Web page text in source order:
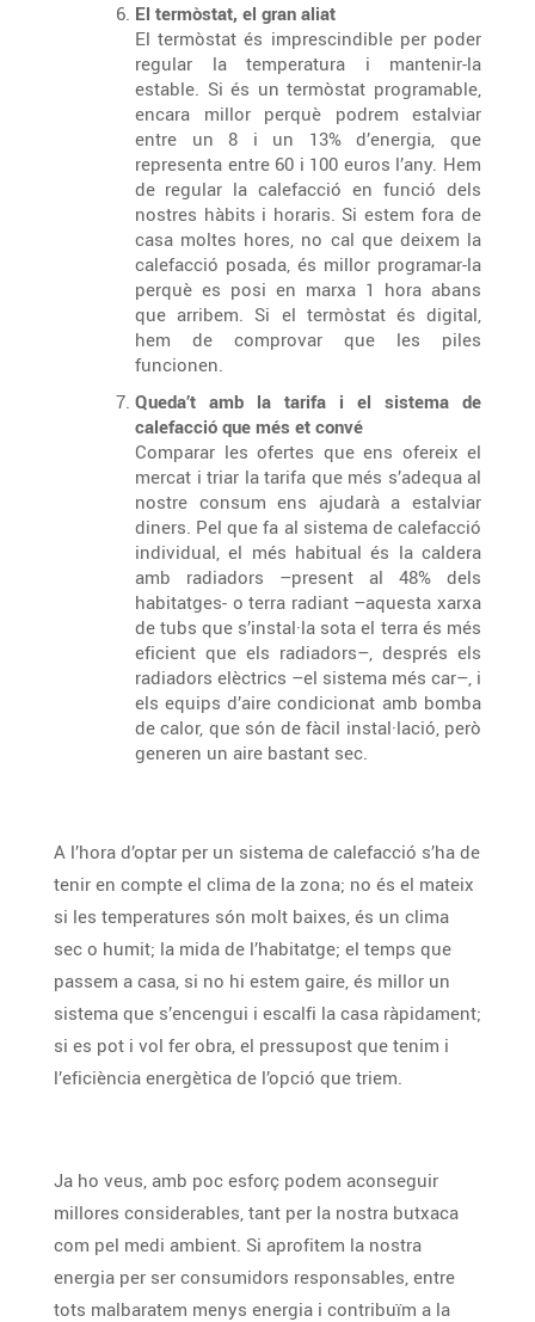
El termòstat, el gran aliat
El termòstat és imprescindible per poder
regular la temperatura i mantenir-la
estable. Si és un termòstat programable,
encara millor perquè podrem estalviar
entre un 8 i un 13% d’energia, que
representa entre 60 i 100 euros l’any. Hem
de regular la calefacció en funció dels
nostres hàbits i horaris. Si estem fora de
casa moltes hores, no cal que deixem la
calefacció posada, és millor programar-la
perquè es posi en marxa 1 hora abans
que arribem. Si el termòstat és digital,
hem de comprovar que les piles
funcionen.
Queda’t amb la tarifa i el sistema de
calefacció que més et convé
Comparar les ofertes que ens ofereix el
mercat i triar la tarifa que més s’adequa al
nostre consum ens ajudarà a estalviar
diners. Pel que fa al sistema de calefacció
individual, el més habitual és la caldera
amb radiadors –present al 48% dels
habitatges- o terra radiant –aquesta xarxa
de tubs que s’instal·la sota el terra és més
eficient que els radiadors–, després els
radiadors elèctrics –el sistema més car–, i
els equips d’aire condicionat amb bomba
de calor, que són de fàcil instal·lació, però
generen un aire bastant sec.
A l’hora d’optar per un sistema de calefacció s’ha de
tenir en compte el clima de la zona; no és el mateix
si les temperatures són molt baixes, és un clima
sec o humit; la mida de l’habitatge; el temps que
passem a casa, si no hi estem gaire, és millor un
sistema que s’encengui i escalfi la casa ràpidament;
si es pot i vol fer obra, el pressupost que tenim i
l’eficiència energètica de l’opció que triem.
Ja ho veus, amb poc esforç podem aconseguir
millores considerables, tant per la nostra butxaca
com pel medi ambient. Si aprofitem la nostra
energia per ser consumidors responsables, entre
tots malbaratem menys energia i contribuïm a la